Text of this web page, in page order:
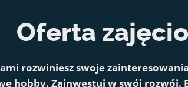
Oferta
rozwiniesz swoje
hobby. Zainwestuj w swój rozwój.